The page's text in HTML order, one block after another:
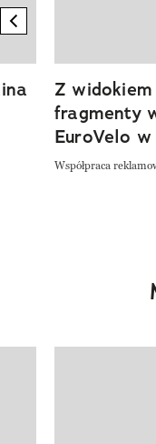
previous element
Z
fragmenty
EuroVelo
Współpraca